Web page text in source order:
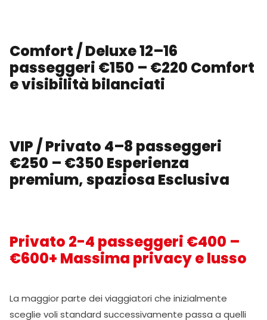
Comfort / Deluxe 12–16
passeggeri €150 – €220 Comfort
e visibilità bilanciati
VIP / Privato 4–8 passeggeri
€250 – €350 Esperienza
premium, spaziosa Esclusiva
Privato 2-4 passeggeri €400 –
€600+ Massima privacy e lusso
La maggior parte dei viaggiatori che inizialmente
sceglie voli standard successivamente passa a quelli